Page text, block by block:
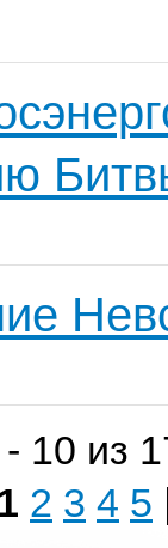
10 из
1 2 3 4 5